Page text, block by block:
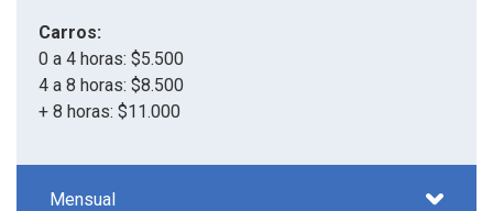
Carros:
0 a 4 horas: $5.500
4 a 8 horas: $8.500
+ 8 horas: $11.000
Mensual